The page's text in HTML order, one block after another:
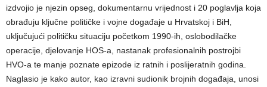
izdvojio je njezin opseg, dokumentarnu vrijednost i 20 poglavlja koja
obrađuju ključne političke i vojne događaje u Hrvatskoj i BiH,
uključujući političku situaciju početkom 1990-ih, oslobodilačke
operacije, djelovanje HOS-a, nastanak profesionalnih postrojbi
HVO-a te manje poznate epizode iz ratnih i poslijeratnih godina.
Naglasio je kako autor, kao izravni sudionik brojnih događaja, unosi